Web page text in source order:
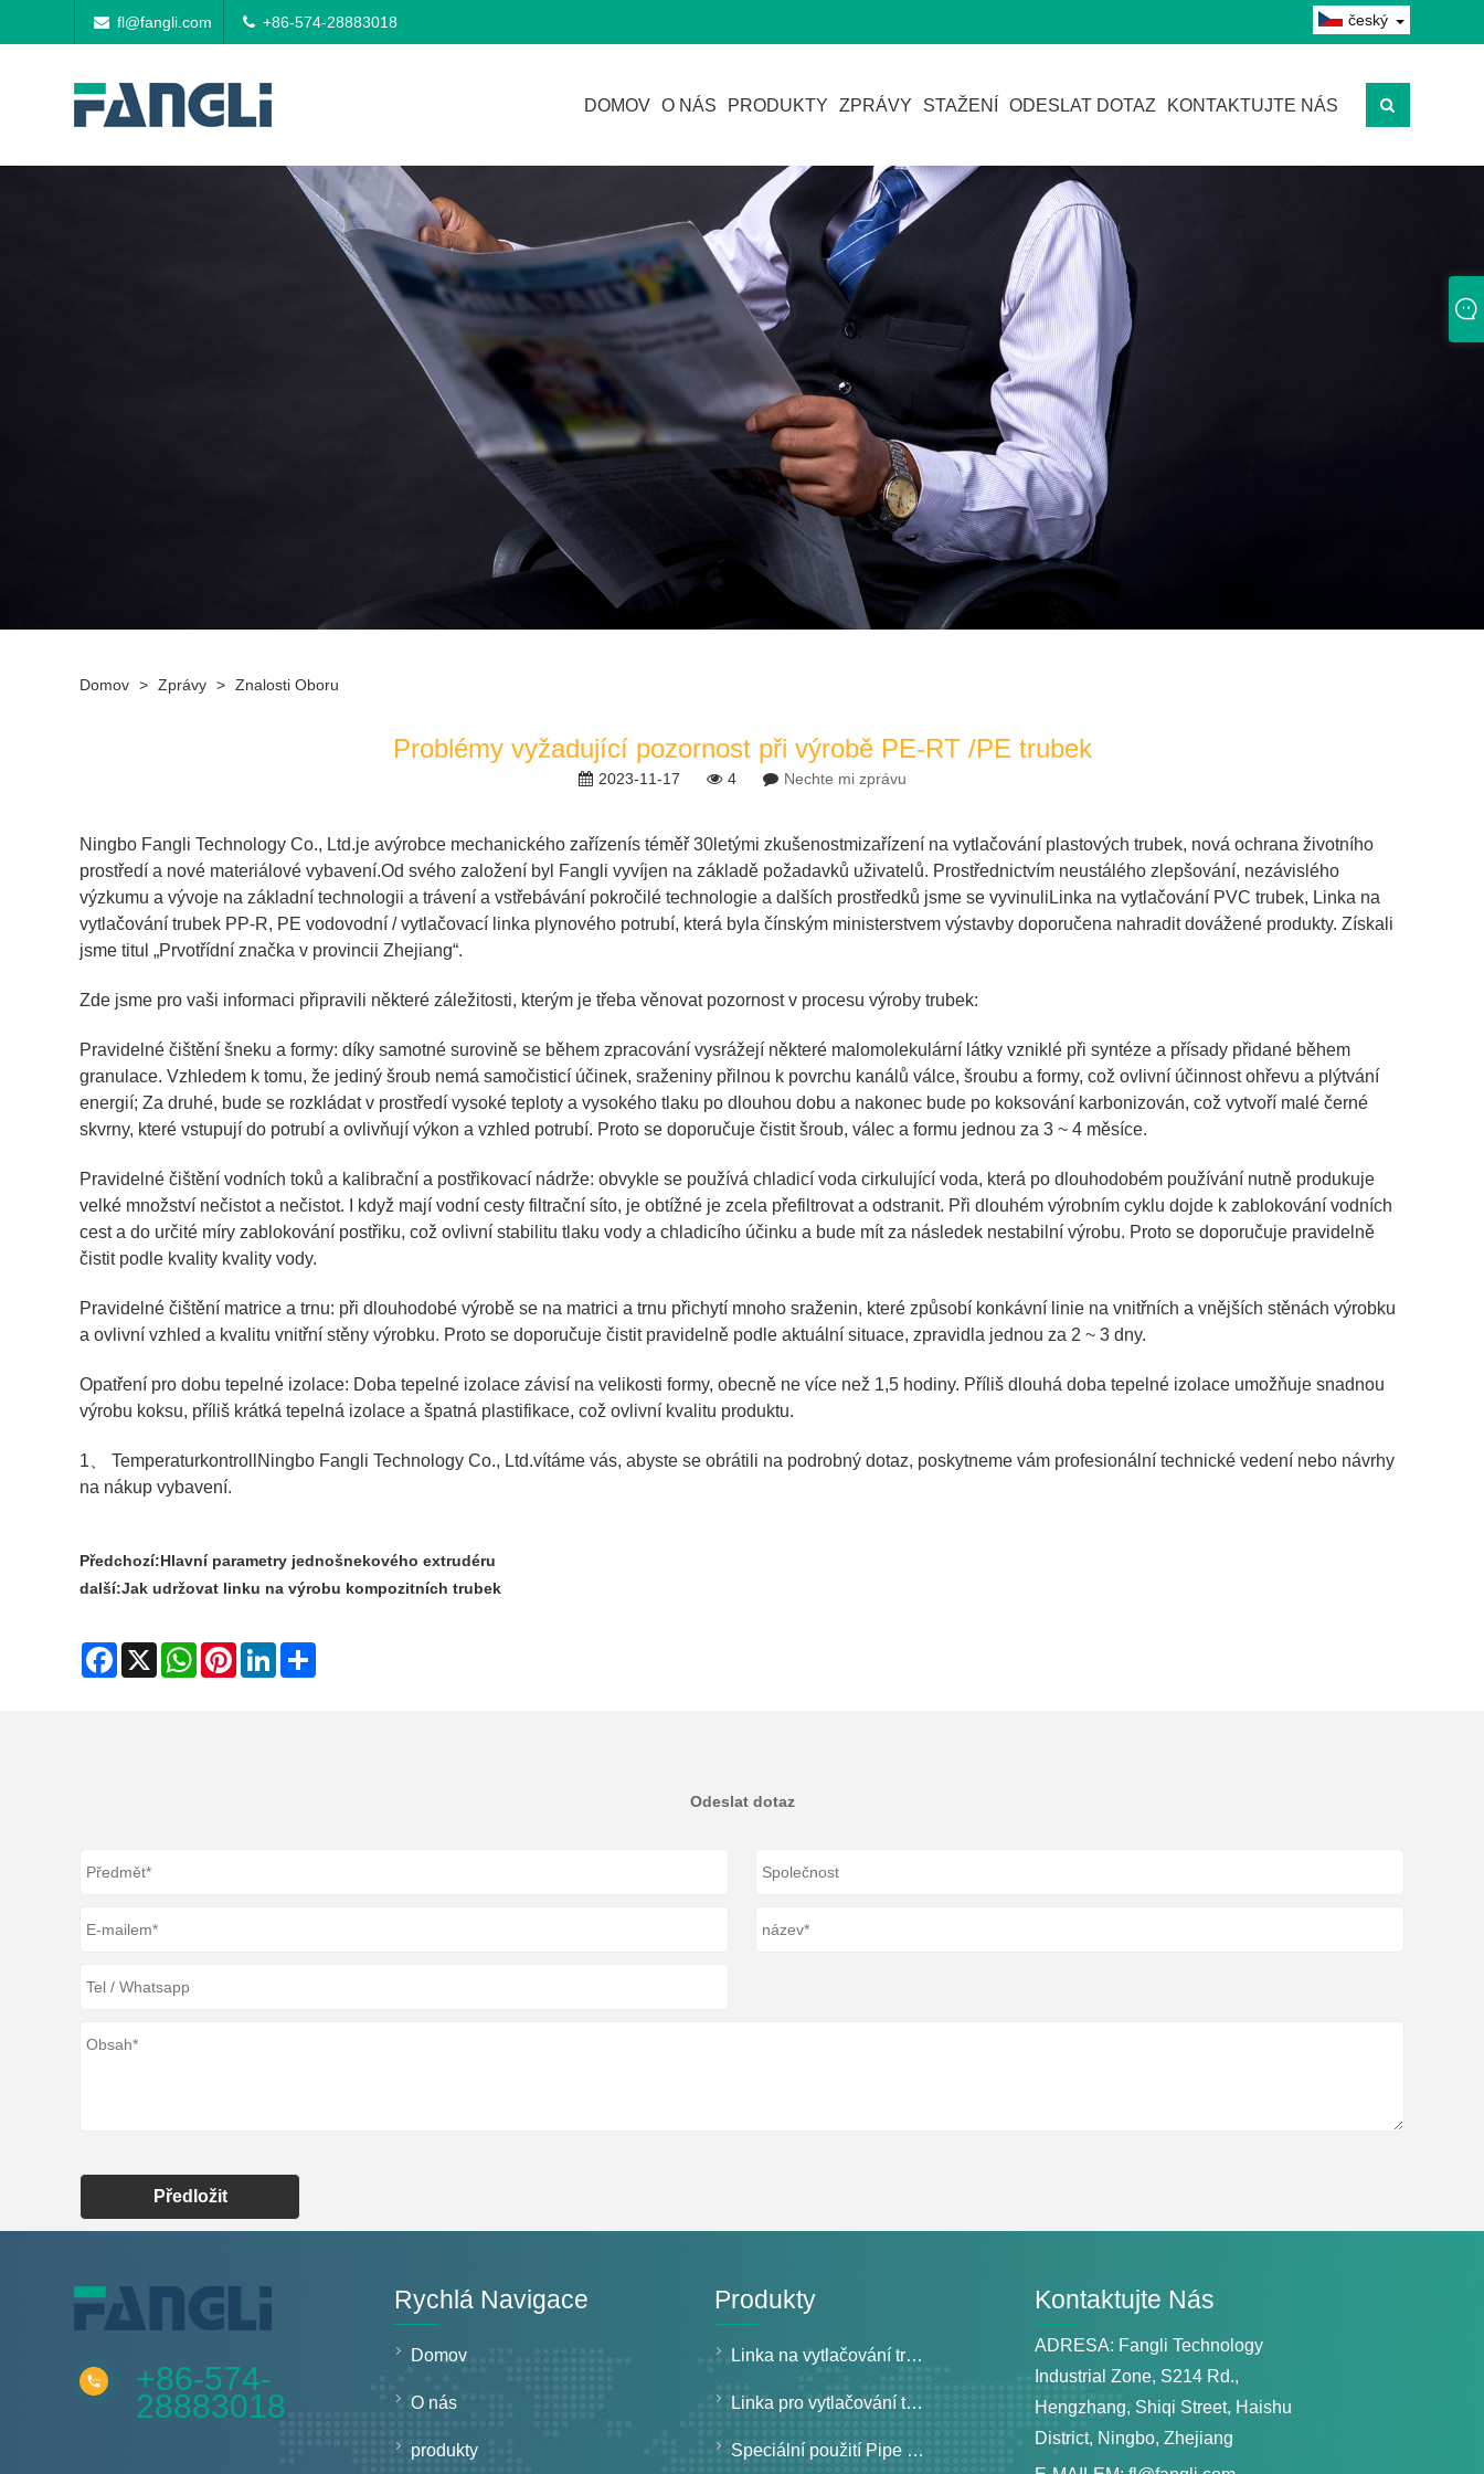
fl@fangli.com +86-574-28883018 český
DOMOV O NÁS PRODUKTY ZPRÁVY STAŽENÍ ODESLAT DOTAZ KONTAKTUJTE NÁS
Domov > Zprávy > Znalosti Oboru
Problémy vyžadující pozornost při výrobě PE-RT /PE trubek
2023-11-17 4 Nechte mi zprávu
Ningbo Fangli Technology Co., Ltd.je avýrobce mechanického zařízenís téměř 30letými zkušenostmizařízení na vytlačování plastových trubek, nová ochrana životního
prostředí a nové materiálové vybavení.Od svého založení byl Fangli vyvíjen na základě požadavků uživatelů. Prostřednictvím neustálého zlepšování, nezávislého
výzkumu a vývoje na základní technologii a trávení a vstřebávání pokročilé technologie a dalších prostředků jsme se vyvinuli Linka na vytlačování PVC trubek, Linka na
vytlačování trubek PP-R, PE vodovodní / vytlačovací linka plynového potrubí, která byla čínským ministerstvem výstavby doporučena nahradit dovážené produkty. Získali
jsme titul „Prvotřídní značka v provincii Zhejiang“.
Zde jsme pro vaši informaci připravili některé záležitosti, kterým je třeba věnovat pozornost v procesu výroby trubek:
Pravidelné čištění šneku a formy: díky samotné surovině se během zpracování vysrážejí některé malomolekulární látky vzniklé při syntéze a přísady přidané během
granulace. Vzhledem k tomu, že jediný šroub nemá samočisticí účinek, sraženiny přilnou k povrchu kanálů válce, šroubu a formy, což ovlivní účinnost ohřevu a plýtvání
energií; Za druhé, bude se rozkládat v prostředí vysoké teploty a vysokého tlaku po dlouhou dobu a nakonec bude po koksování karbonizován, což vytvoří malé černé
skvrny, které vstupují do potrubí a ovlivňují výkon a vzhled potrubí. Proto se doporučuje čistit šroub, válec a formu jednou za 3 ~ 4 měsíce.
Pravidelné čištění vodních toků a kalibrační a postřikovací nádrže: obvykle se používá chladicí voda cirkulující voda, která po dlouhodobém používání nutně produkuje
velké množství nečistot a nečistot. I když mají vodní cesty filtrační síto, je obtížné je zcela přefiltrovat a odstranit. Při dlouhém výrobním cyklu dojde k zablokování vodních
cest a do určité míry zablokování postřiku, což ovlivní stabilitu tlaku vody a chladicího účinku a bude mít za následek nestabilní výrobu. Proto se doporučuje pravidelně
čistit podle kvality kvality vody.
Pravidelné čištění matrice a trnu: při dlouhodobé výrobě se na matrici a trnu přichytí mnoho sraženin, které způsobí konkávní linie na vnitřních a vnějších stěnách výrobku
a ovlivní vzhled a kvalitu vnitřní stěny výrobku. Proto se doporučuje čistit pravidelně podle aktuální situace, zpravidla jednou za 2 ~ 3 dny.
Opatření pro dobu tepelné izolace: Doba tepelné izolace závisí na velikosti formy, obecně ne více než 1,5 hodiny. Příliš dlouhá doba tepelné izolace umožňuje snadnou
výrobu koksu, příliš krátká tepelná izolace a špatná plastifikace, což ovlivní kvalitu produktu.
1、 Temperaturkontroll Ningbo Fangli Technology Co., Ltd.vítáme vás, abyste se obrátili na podrobný dotaz, poskytneme vám profesionální technické vedení nebo návrhy
na nákup vybavení.
Předchozí:Hlavní parametry jednošnekového extrudéru
další:Jak udržovat linku na výrobu kompozitních trubek
Facebook
X WhatsAppPinterestLinkedIn
Odeslat dotaz
Předložit
+86-574-
28883018
Rychlá Navigace
Domov
O nás
produkty
Produkty
Linka na vytlačování trubek s pevnou stěnou
Linka pro vytlačování trubek se strukturovanou stěnou
Speciální použití Pipe Extrusion Line
Kontaktujte Nás
ADRESA: Fangli Technology
Industrial Zone, S214 Rd.,
Hengzhang, Shiqi Street, Haishu
District, Ningbo, Zhejiang